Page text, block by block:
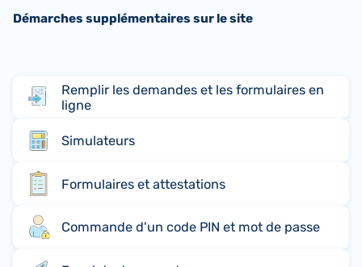
Démarches supplémentaires sur le site
Remplir les demandes et les formulaires en
ligne
Simulateurs
Formulaires et attestations
Commande d'un code PIN et mot de passe